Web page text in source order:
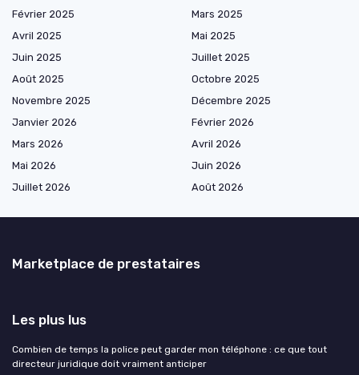
Février 2025
Mars 2025
Avril 2025
Mai 2025
Juin 2025
Juillet 2025
Août 2025
Octobre 2025
Novembre 2025
Décembre 2025
Janvier 2026
Février 2026
Mars 2026
Avril 2026
Mai 2026
Juin 2026
Juillet 2026
Août 2026
Marketplace de prestataires
Les plus lus
Combien de temps la police peut garder mon téléphone : ce que tout
directeur juridique doit vraiment anticiper